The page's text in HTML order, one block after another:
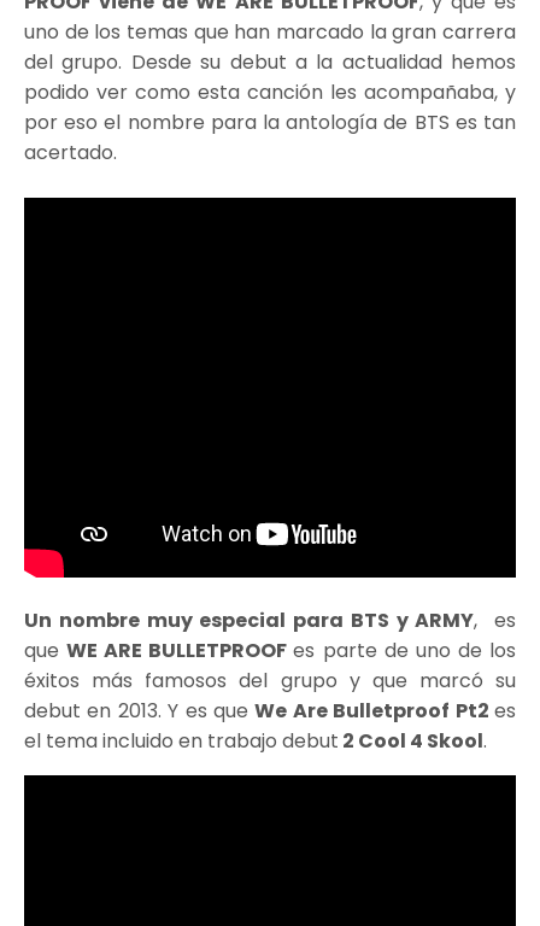
uno de los temas que han marcado la gran carrera
del grupo. Desde su debut a la actualidad hemos
podido ver como esta canción les acompañaba, y
por eso el nombre para la antología de BTS es tan
acertado.
Un nombre muy especial para BTS y ARMY, es
queWE ARE BULLETPROOFes parte de uno de los
éxitos más famosos del grupo y que marcó su
debut en 2013. Y es queWe Are Bulletproof Pt2es
el tema incluido en trabajo debut 2 Cool 4 Skool.